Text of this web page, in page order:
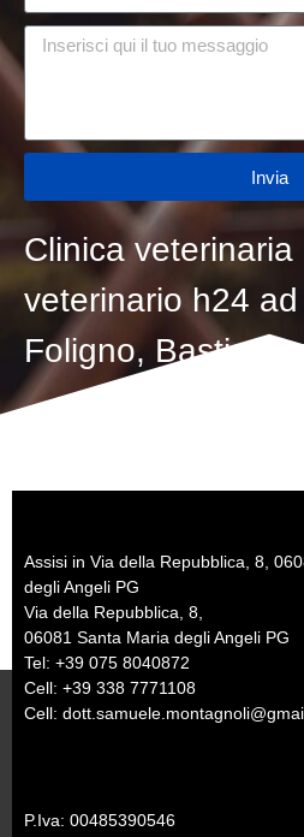
Invia
Clinica veterinaria
veterinario h24
Foligno, Bastia
Assisi in Via della Repubblica, 8,
degli Angeli PG
Via della Repubblica, 8,
06081 Santa Maria degli Angeli PG
Tel: +39 075 8040872
Cell: +39 338 7771108
Cell:
P.Iva: 00485390546